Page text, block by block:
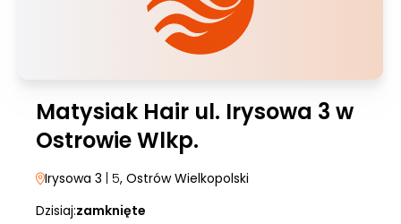
Matysiak Hair ul. Irysowa 3 w
Ostrowie Wlkp.
Irysowa 3 | 5, Ostrów Wielkopolski
Dzisiaj:zamknięte